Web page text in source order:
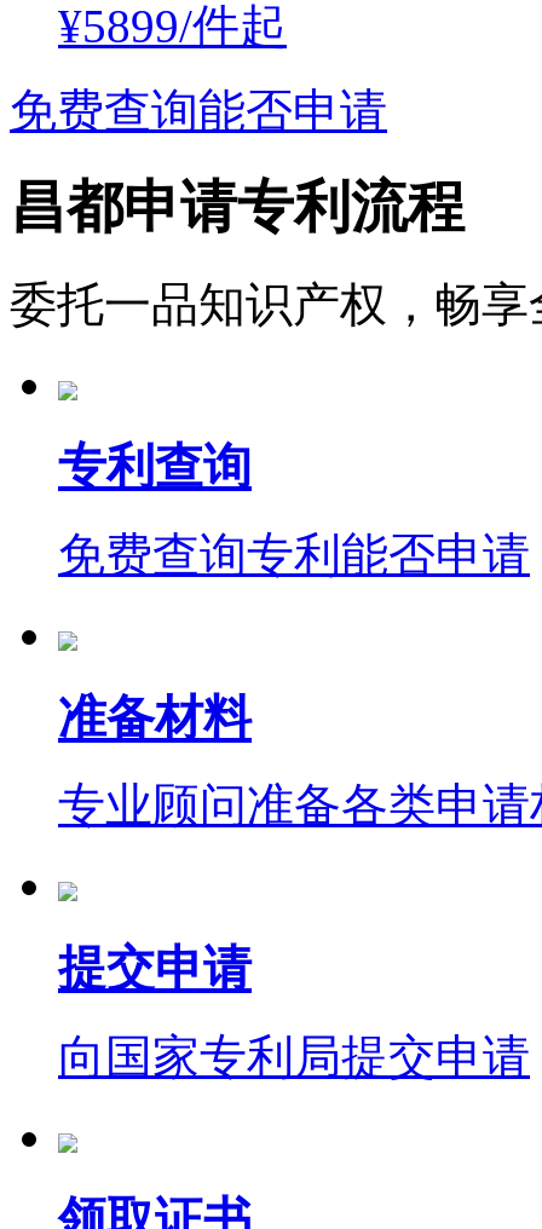
¥5899/件起
免费查询能否申请
昌都申请专利流程
委托一品知识产权，畅
专利查询
免费查询专利能否申请
准备材料
专业顾问准备各类申请
提交申请
向国家专利局提交申请